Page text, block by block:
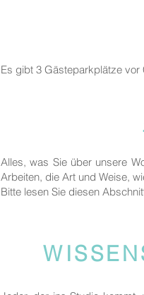
Es gibt 3 Gästeparkplätze vor
Alles, was Sie über unsere
Arbeiten, die Art und Weise,
Bitte lesen Sie diesen